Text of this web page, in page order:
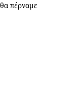
πέρναμε